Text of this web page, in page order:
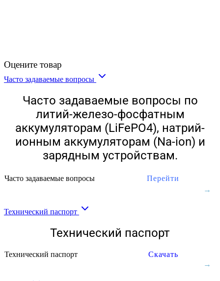
Оцените товар
Часто задаваемые вопросы
Часто задаваемые вопросы по
литий-железо-фосфатным
аккумуляторам (LiFePO4), натрий-
ионным аккумуляторам (Na-ion) и
зарядным устройствам.
Часто задаваемые вопросы Перейти
Технический паспорт
Технический паспорт
Технический паспорт Скачать